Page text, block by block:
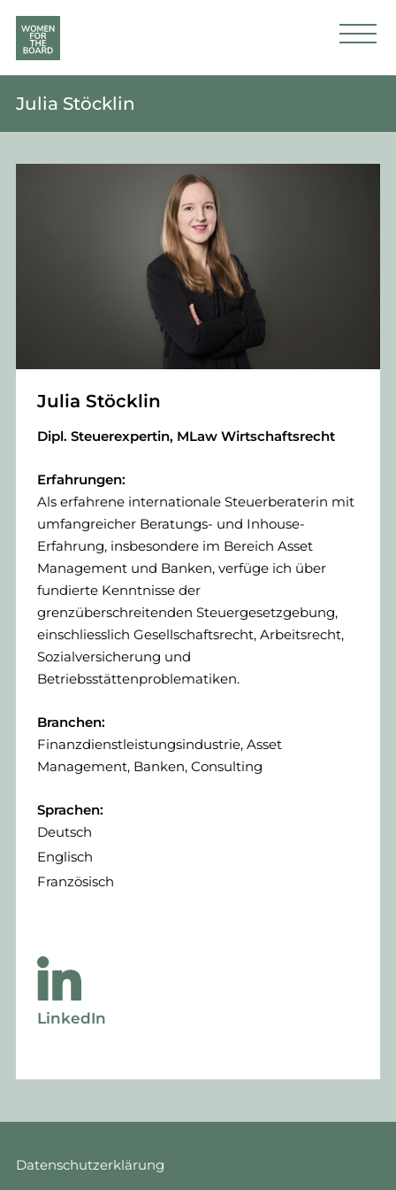
Julia Stöcklin
Julia Stöcklin
Dipl. Steuerexpertin, MLaw Wirtschaftsrecht
Erfahrungen:
Als erfahrene internationale Steuerberaterin mit
umfangreicher Beratungs- und Inhouse-
Erfahrung, insbesondere im Bereich Asset
Management und Banken, verfüge ich über
fundierte Kenntnisse der
grenzüberschreitenden Steuergesetzgebung,
einschliesslich Gesellschaftsrecht, Arbeitsrecht,
Sozialversicherung und
Betriebsstättenproblematiken.
Branchen:
Finanzdienstleistungsindustrie, Asset
Management, Banken, Consulting
Sprachen:
Deutsch
Englisch
Französisch
LinkedIn
Datenschutzerklärung